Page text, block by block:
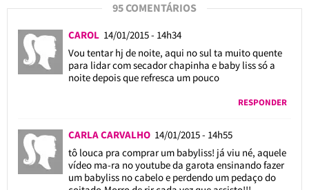
95 COMENTÁRIOS
CAROL 14/01/2015 - 14h34
Vou tentar hj de noite, aqui no sul ta muito quente
para lidar com secador chapinha e baby liss só a
noite depois que refresca um pouco
RESPONDER
CARLA CARVALHO 14/01/2015 - 14h55
tô louca pra comprar um babyliss! já viu né, aquele
vídeo ma-ra no youtube da garota ensinando fazer
um babyliss no cabelo e perdendo um pedaço do